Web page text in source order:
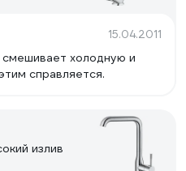
15.04.2011
холодную и
справляется.
излив